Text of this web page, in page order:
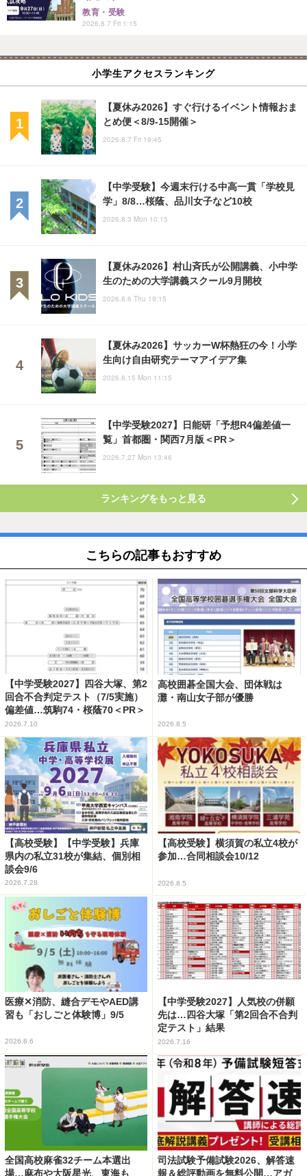
教育・受験
2026.8.7 Fri 1:15
小学生アクセスランキング
【夏休み2026】すぐ行けるイベント情報おま
とめ便＜8/9-15開催＞
2026.8.7 Fri 19:45
【中学受験】今週末行ける中高一貫「学校見
学」8/8…桜蔭、品川女子など10校
2026.8.3 Mon 10:15
【夏休み2026】村山斉氏が公開講義、小中学
生のための大学講義スクール9月開校
2026.8.6 Thu 19:15
【夏休み2026】サッカーW杯熱狂の今！小学
生向け自由研究テーマアイデア集
2026.6.15 Mon 11:15
【中学受験2027】日能研「予想R4偏差値一
覧」首都圏・関西7月版＜PR＞
2026.7.27 Mon 13:46
ランキングをもっと見る
こちらの記事もおすすめ
【中学受験2027】四谷大塚、第2
回合不合判定テスト（7/5実施）
偏差値…筑駒74・桜蔭70＜PR＞
2026.7.10
高校囲碁全国大会、団体戦は
灘・南山女子部が優勝
2026.8.5
【高校受験】【中学受験】兵庫
県内の私立31校が集結、個別相
談会9/6
2026.7.28
【高校受験】横須賀の私立4校が
参加…合同相談会10/12
2026.8.5
医療✕消防、縫合デモやAED講
習も「おしごと体験博」9/5
2026.8.6
【中学受験2027】人気校の併願
先は…四谷大塚「第2回合不合判
定テスト」結果
2026.7.16
全国高校麻雀32チーム本選出
場…麻布や大阪星光、東海も
司法試験予備試験2026、解答速
報＆総評動画を無料公開…アガ